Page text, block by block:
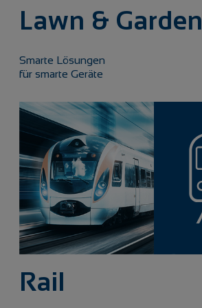
Lawn & Garden
Smarte Lösungen
für smarte Geräte
Rail